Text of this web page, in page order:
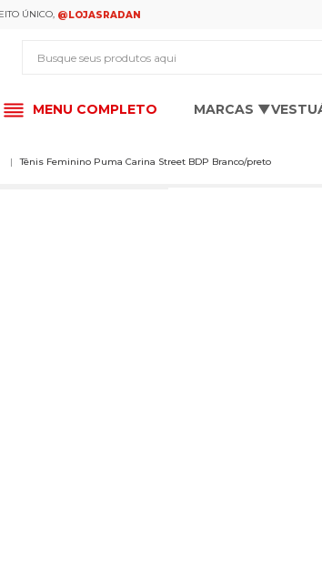
ÚNICO, @LOJASRADAN
MENU COMPLETO MARCAS ▼
Tênis Feminino Puma Carina Street BDP Branco/preto